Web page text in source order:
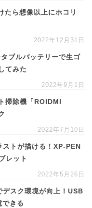
たら想像以上にホコリ
2022年12月31日
ブルバッテリーで生ゴ
てみた
2022年9月1日
掃除機「ROIDMI
2022年7月10日
トが描ける！XP-PEN
レット
2022年5月26日
スク環境が向上！USB
きる